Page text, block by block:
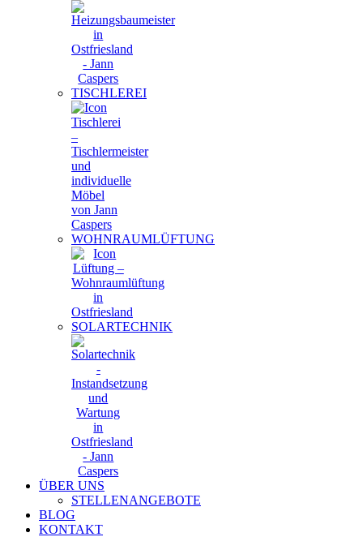
TISCHLEREI
WOHNRAUMLÜFTUNG
SOLARTECHNIK
ÜBER UNS
STELLENANGEBOTE
BLOG
KONTAKT